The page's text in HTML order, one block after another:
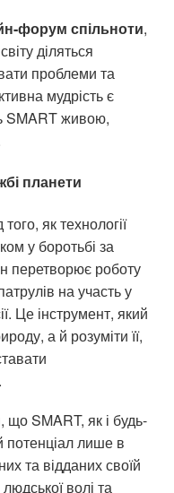
форум спільноти,
діляться
проблеми та
мудрість є
SMART живою,
планети
як технології
у боротьбі за
перетворює роботу
на участь у
Це інструмент, який
а й розуміти її,
SMART, як і будь-
потенціал лише в
та відданих своїй
волі та